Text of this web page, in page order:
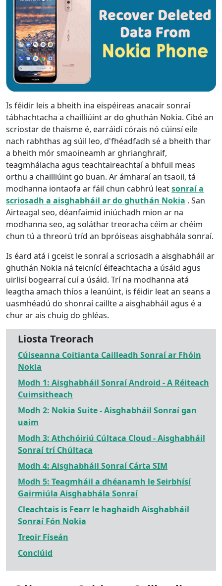
Is féidir leis a bheith ina eispéireas anacair sonraí
tábhachtacha a chailliúint ar do ghuthán Nokia. Cibé an
scriostar de thaisme é, earráidí córais nó cúinsí eile
nach rabhthas ag súil leo, d'fhéadfadh sé a bheith thar
a bheith mór smaoineamh ar ghrianghraif,
teagmhálacha agus teachtaireachtaí a bhfuil meas
orthu a chailliúint go buan. Ar ámharaí an tsaoil, tá
modhanna iontaofa ar fáil chun cabhrú leatsonraí a
scriosadh a aisghabháil ar do ghuthán Nokia . San
Airteagal seo, déanfaimid iniúchadh mion ar na
modhanna seo, ag soláthar treoracha céim ar chéim
chun tú a threorú tríd an bpróiseas aisghabhála sonraí.
Is éard atá i gceist le sonraí a scriosadh a aisghabháil ar
ghuthán Nokia ná teicnící éifeachtacha a úsáid agus
uirlisí bogearraí cuí a úsáid. Trí na modhanna atá
leagtha amach thíos a leanúint, is féidir leat an seans a
uasmhéadú do shonraí caillte a aisghabháil agus é a
chur ar ais chuig do ghléas.
Liosta Treorach
Cúiseanna Coitianta Cailleadh Sonraí ar Fhóin
Nokia
Modh 1: Aisghabháil Sonraí Android - A Réiteach
Cuimsitheach
Modh 2: Nokia Suite - Aisghabháil Sonraí gan
uaim
Modh 3: Athchóiriú Cúltaca Cloud - Aisghabháil
Sonraí trí Chúltaca
Modh 4: Aisghabháil Sonraí Cárta SIM
Modh 5: Teagmháil a dhéanamh le Seirbhísí
Gairmiúla Aisghabhála Sonraí
Cleachtais is Fearr le haghaidh Aisghabháil
Sonraí Fón Nokia
Treoir Físeán
Conclúid